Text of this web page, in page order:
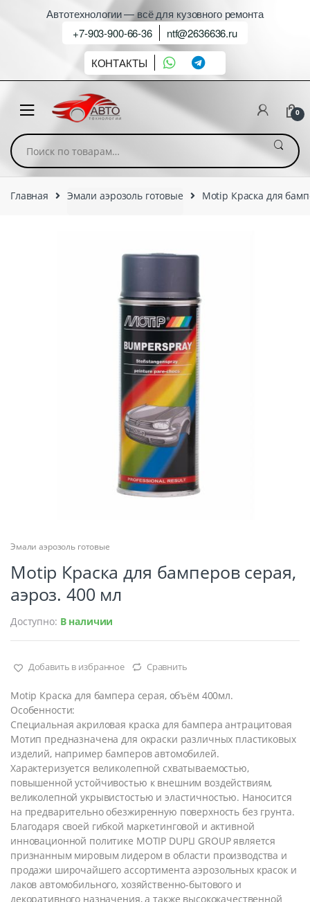
Автотехнологии — всё для кузовного ремонта
+7-903-900-66-36
ntf@2636636.ru
КОНТАКТЫ
0
Искать:
Главная Эмали аэрозоль готовые Motip Краска для
Эмали аэрозоль готовые
Motip Краска для бамперов серая,
аэроз. 400 мл
Доступно: В наличии
Добавить в избранное Сравнить
Motip Краска для бампера серая, объём 400мл.
Особенности:
Специальная акриловая краска для бампера антрацитовая
Мотип предназначена для окраски различных пластиковых
изделий, например бамперов автомобилей.
Характеризуется великолепной схватываемостью,
повышенной устойчивостью к внешним воздействиям,
великолепной укрывистостью и эластичностью. Наносится
на предварительно обезжиренную поверхность без грунта.
Благодаря своей гибкой маркетинговой и активной
инновационной политике MOTIP DUPLI GROUP является
признанным мировым лидером в области производства и
продажи широчайшего ассортимента аэрозольных красок и
лаков автомобильного, хозяйственно-бытового и
декоративного назначения, а также высококачественной